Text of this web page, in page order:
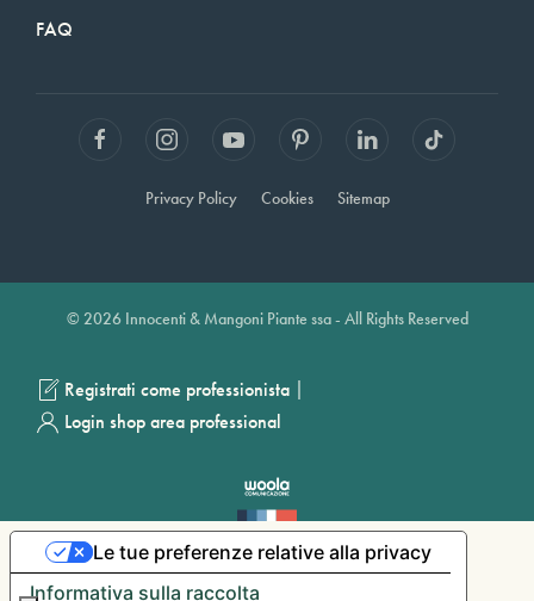
FAQ
Privacy Policy Cookies Sitemap
© 2026 Innocenti & Mangoni Piante ssa - All Rights Reserved
Registrati come professionista |
Login shop area professional
Informativa sulla raccolta
Le tue preferenze relative alla privacy